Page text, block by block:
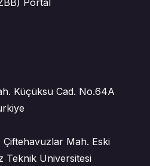
Portal
Küçüksu Cad. No.64A
Çiftehavuzlar Mah. Eski
Teknik Universitesi